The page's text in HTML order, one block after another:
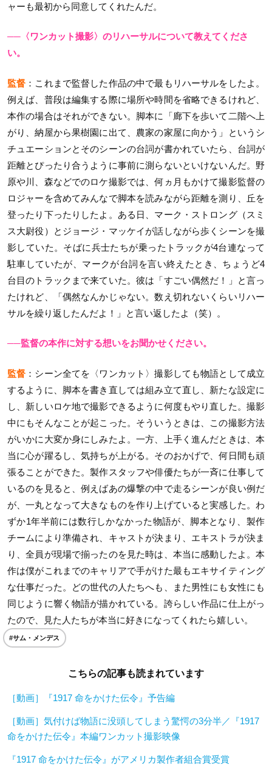
ャーも最初から同意してくれたんだ。
──〈ワンカット撮影〉のリハーサルについて教えてくださ
い。
監督 ：これまで監督した作品の中で最もリハーサルをしたよ。
例えば、普段は編集する際に場所や時間を省略できるけれど、
本作の場合はそれができない。脚本に「廊下を歩いて二階へ上
がり、納屋から果樹園に出て、農家の家屋に向かう」というシ
チュエーションとそのシーンの台詞が書かれていたら、台詞が
距離とぴったり合うように事前に測らないといけないんだ。野
原や川、森などでのロケ撮影では、何ヵ月もかけて撮影監督の
ロジャーを含めてみんなで脚本を読みながら距離を測り、丘を
登ったり下ったりしたよ。ある日、マーク・ストロング（スミ
ス大尉役）とジョージ・マッケイが話しながら歩くシーンを撮
影していた。そばに兵士たちが乗ったトラックが4台連なって
駐車していたが、マークが台詞を言い終えたとき、ちょうど4
台目のトラックまで来ていた。彼は「すごい偶然だ！」と言っ
たけれど、「偶然なんかじゃない。数え切れないくらいリハー
サルを繰り返したんだよ！」と言い返したよ（笑）。
──監督の本作に対する想いをお聞かせください。
監督 ：シーン全てを〈ワンカット〉撮影しても物語として成立
するように、脚本を書き直しては組み立て直し、新たな設定に
し、新しいロケ地で撮影できるように何度もやり直した。撮影
中にもそんなことが起こった。そういうときは、この撮影方法
がいかに大変か身にしみたよ。一方、上手く進んだときは、本
当に心が躍るし、気持ちが上がる。そのおかげで、何日間も頑
張ることができた。製作スタッフや俳優たちが一斉に仕事して
いるのを見ると、例えばあの爆撃の中で走るシーンが良い例だ
が、一丸となって大きなものを作り上げていると実感した。わ
ずか1年半前には数行しかなかった物語が、脚本となり、製作
チームにより準備され、キャストが決まり、エキストラが決ま
り、全員が現場で揃ったのを見た時は、本当に感動したよ。本
作は僕がこれまでのキャリアで手がけた最もエキサイティング
な仕事だった。どの世代の人たちへも、また男性にも女性にも
同じように響く物語が描かれている。誇らしい作品に仕上がっ
たので、見た人たちが本当に好きになってくれたら嬉しい。
#サム・メンデス
こちらの記事も読まれています
［動画］『1917 命をかけた伝令』予告編
［動画］気付けば物語に没頭してしまう驚愕の3分半／『1917
命をかけた伝令』本編ワンカット撮影映像
『1917 命をかけた伝令』がアメリカ製作者組合賞受賞